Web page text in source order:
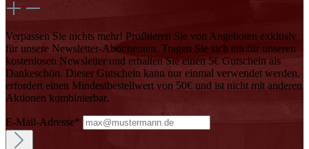
Verpassen Sie nichts mehr! Profitieren Sie von Angeboten exklusiv
für unsere Newsletter-Abonnenten. Tragen Sie sich ein für unseren
kostenlosen Newsletter und erhalten Sie einen 5€ Gutschein als
Dankeschön. Dieser Gutschein kann nur einmal verwendet werden,
erfordert einen Mindestbestellwert von 50€ und ist nicht mit anderen
Aktionen kombinierbar.
E-Mail-Adresse*